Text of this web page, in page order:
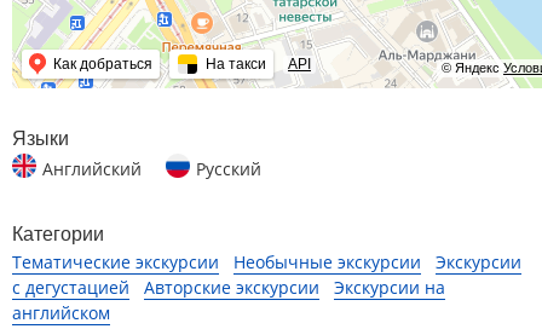
© Яндекс
Как добраться На такси API
Языки
Английский Русский
Категории
Тематические экскурсии Необычные экскурсии
Экскурсии
с дегустацией
Авторские экскурсии
Экскурсии на
английском